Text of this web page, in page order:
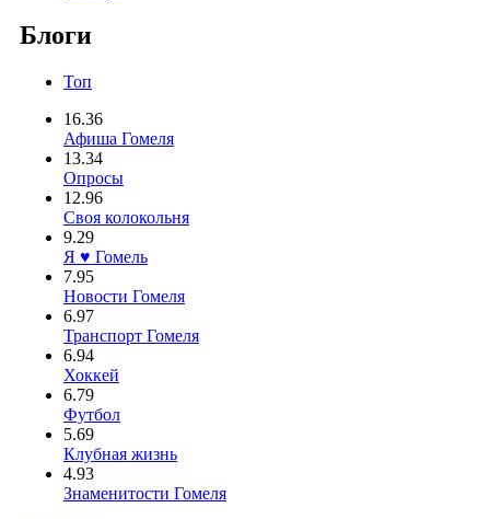
Блоги
Топ
16.36
Афиша Гомеля
13.34
Опросы
12.96
Своя колокольня
9.29
Я ♥ Гомель
7.95
Новости Гомеля
6.97
Транспорт Гомеля
6.94
Хоккей
6.79
Футбол
5.69
Клубная жизнь
4.93
Знаменитости Гомеля